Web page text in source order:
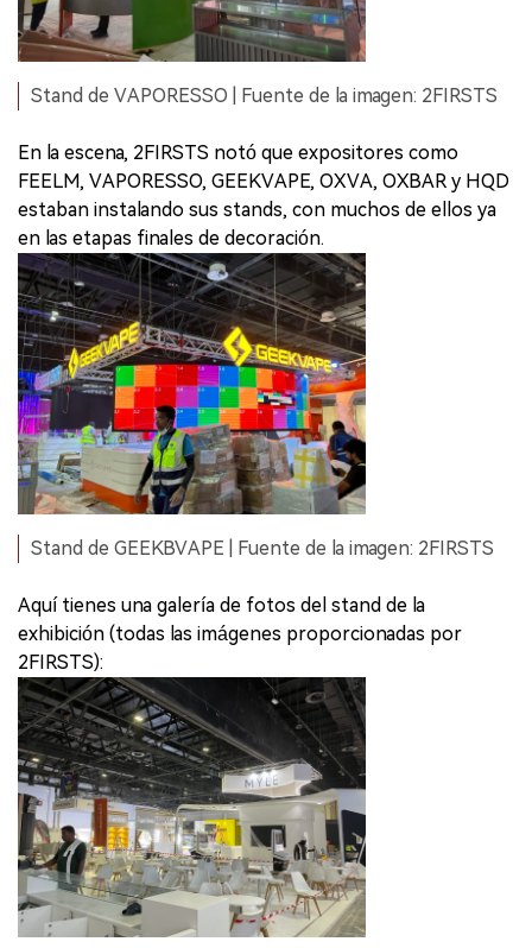
Stand de VAPORESSO | Fuente de la imagen: 2FIRSTS
En la escena, 2FIRSTS notó que expositores como
FEELM, VAPORESSO, GEEKVAPE, OXVA, OXBAR y HQD
estaban instalando sus stands, con muchos de ellos ya
en las etapas finales de decoración.
Stand de GEEKBVAPE | Fuente de la imagen: 2FIRSTS
Aquí tienes una galería de fotos del stand de la
exhibición (todas las imágenes proporcionadas por
2FIRSTS):